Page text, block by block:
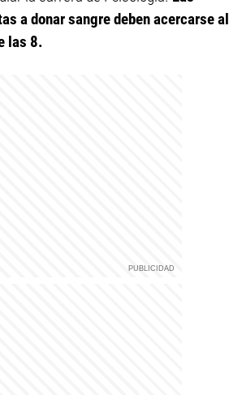
a donar sangre deben acercarse al
las 8.